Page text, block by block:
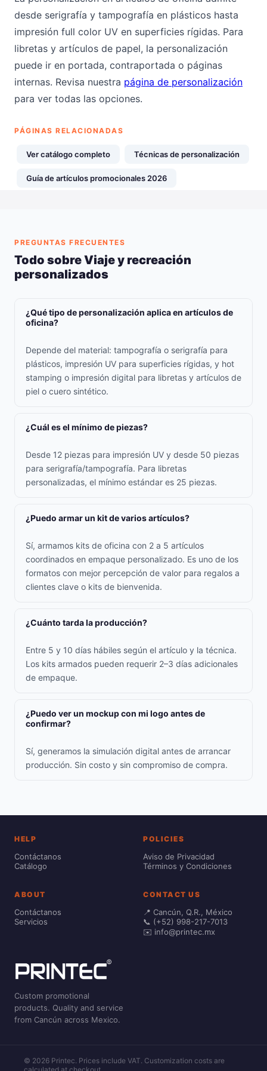
desde serigrafía y tampografía en plásticos hasta
impresión full color UV en superficies rígidas. Para
libretas y artículos de papel, la personalización
puede ir en portada, contraportada o páginas
internas. Revisa nuestra página de personalización
para ver todas las opciones.
PÁGINAS RELACIONADAS
Ver catálogo completo Técnicas de personalización
Guía de artículos promocionales 2026
PREGUNTAS FRECUENTES
Todo sobre Viaje y recreación
personalizados
¿Qué tipo de personalización aplica en artículos de
oficina?
Depende del material: tampografía o serigrafía para
plásticos, impresión UV para superficies rígidas, y hot
stamping o impresión digital para libretas y artículos de
piel o cuero sintético.
¿Cuál es el mínimo de piezas?
Desde 12 piezas para impresión UV y desde 50 piezas
para serigrafía/tampografía. Para libretas
personalizadas, el mínimo estándar es 25 piezas.
¿Puedo armar un kit de varios artículos?
Sí, armamos kits de oficina con 2 a 5 artículos
coordinados en empaque personalizado. Es uno de los
formatos con mejor percepción de valor para regalos a
clientes clave o kits de bienvenida.
¿Cuánto tarda la producción?
Entre 5 y 10 días hábiles según el artículo y la técnica.
Los kits armados pueden requerir 2–3 días adicionales
de empaque.
¿Puedo ver un mockup con mi logo antes de
confirmar?
Sí, generamos la simulación digital antes de arrancar
producción. Sin costo y sin compromiso de compra.
HELP
Contáctanos
Catálogo
POLICIES
Aviso de Privacidad
Términos y Condiciones
ABOUT
Contáctanos
Servicios
CONTACT US
📍 Cancún, Q.R., México
📞 (+52) 998-217-7013
✉️ info@printec.mx
Custom promotional
products. Quality and service
from Cancún across Mexico.
© 2026 Printec. Prices include VAT. Customization costs are